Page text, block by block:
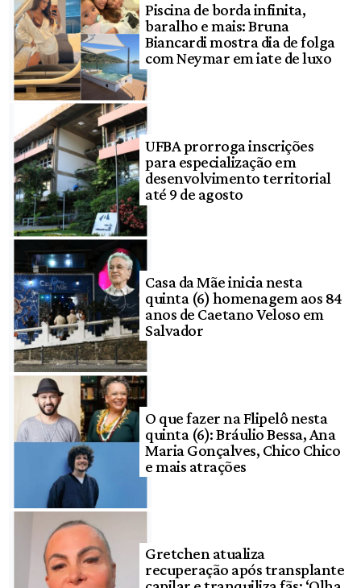
Piscina de borda infinita,
baralho e mais: Bruna
Biancardi mostra dia de folga
com Neymar em iate de luxo
UFBA prorroga inscrições
para especialização em
desenvolvimento territorial
até 9 de agosto
Casa da Mãe inicia nesta
quinta (6) homenagem aos 84
anos de Caetano Veloso em
Salvador
O que fazer na Flipelô nesta
quinta (6): Bráulio Bessa, Ana
Maria Gonçalves, Chico Chico
e mais atrações
Gretchen atualiza
recuperação após transplante